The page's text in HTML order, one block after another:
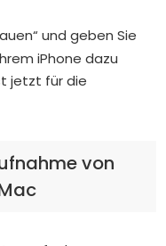
und geben Sie
iPhone dazu
jetzt für die
von